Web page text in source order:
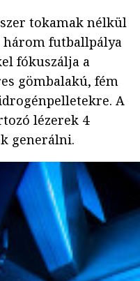
tokamak nélkül
három futballpálya
fókuszálja a
gömbalakú, fém
A
lézerek 4
generálni.